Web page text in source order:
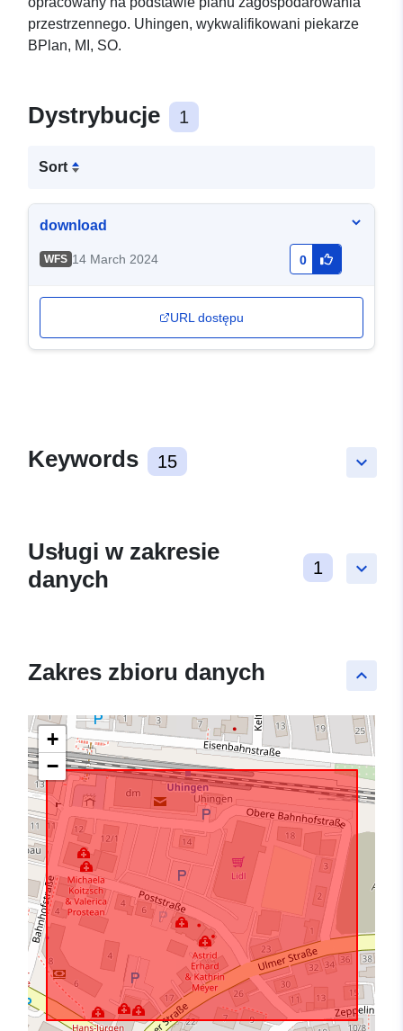
przestrzennego. Uhingen, wykwalifikowani piekarze
BPlan, MI, SO.
Dystrybucje 1
Sort
download
WFS 14 March 2024 0
URL dostępu
keyboard_arrow_down
Keywords 15
keyboard_arrow_down
Usługi w zakresie
danych
1
keyboard_arrow_up
Zakres zbioru danych
+
−